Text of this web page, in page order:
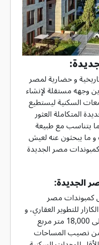
و حضارية لمصر
وجهه مستقلة لإنشاء
السكنية ليستطيع
المتكاملة العثور
ما يتناسب مع طبيعة
ما يبحثون عنه لعيش
مصر الجديدة
الجديدة:
كمبوندات مصر
للتطوير العقاري، و
تم انشاء الكمبوند على وصلت إلى 18,000 متر مربع
من نصيب المساحات